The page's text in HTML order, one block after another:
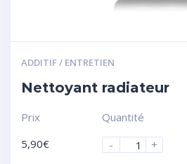
ADDITIF / ENTRETIEN
Nettoyant radiateur
Prix
5,90€
Quantité
-
+